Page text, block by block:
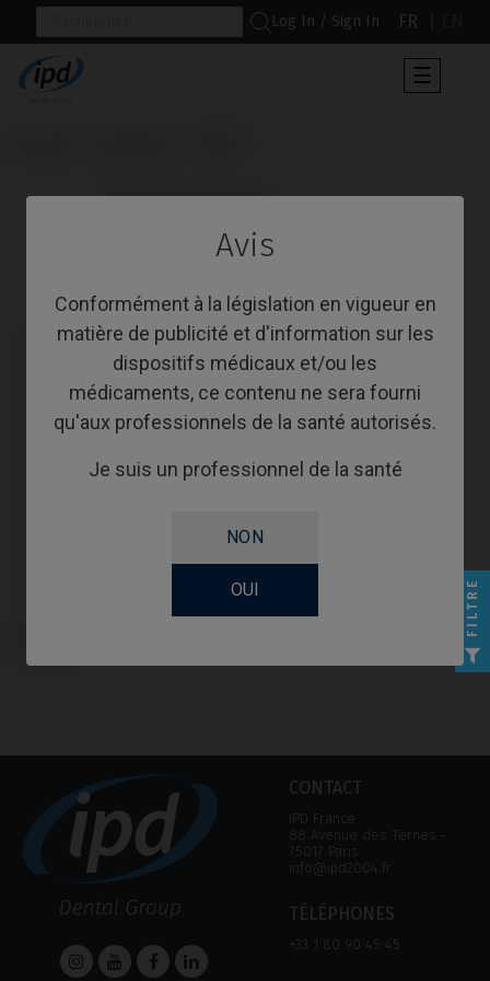
Avis
Conformément à la législation en vigueur en
matière de publicité et d'information sur les
dispositifs médicaux et/ou les
médicaments, ce contenu ne sera fourni
qu'aux professionnels de la santé autorisés.
Je suis un professionnel de la santé
NON
OUI
Log In / Sign In FR
Toggle
☰
                      Pilier de Cicatrisation
CONTACT
IPD France
88 Avenue des Ternes ‑
75017 Paris
info@ipd2004.fr
TÉLÉPHONES
+33 1 80 90 45 45
FILTRE